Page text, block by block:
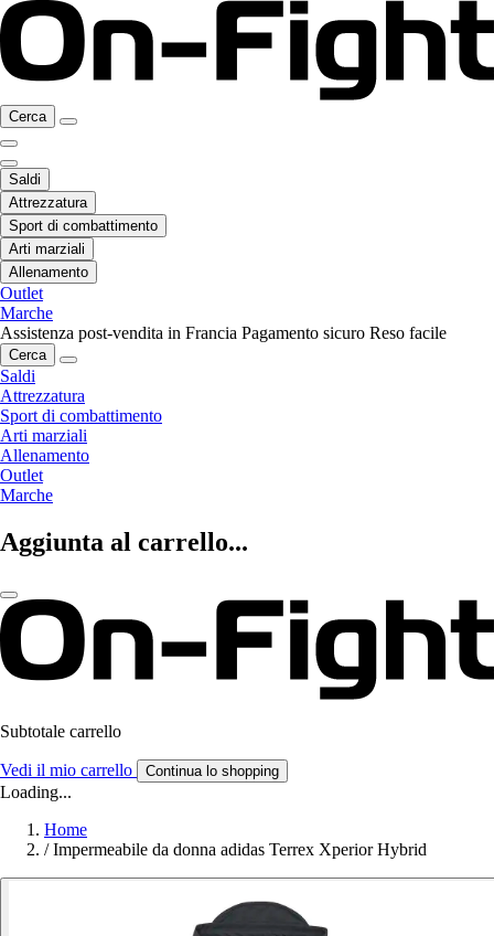
Cerca
Saldi
Attrezzatura
Sport di combattimento
Arti marziali
Allenamento
Outlet
Marche
Assistenza post-vendita in Francia Pagamento sicuro Reso facile
Cerca
Saldi
Attrezzatura
Sport di combattimento
Arti marziali
Allenamento
Outlet
Marche
Aggiunta al carrello...
Subtotale carrello
Vedi il mio carrello Continua lo shopping
Loading...
Home
/ Impermeabile da donna adidas Terrex Xperior Hybrid